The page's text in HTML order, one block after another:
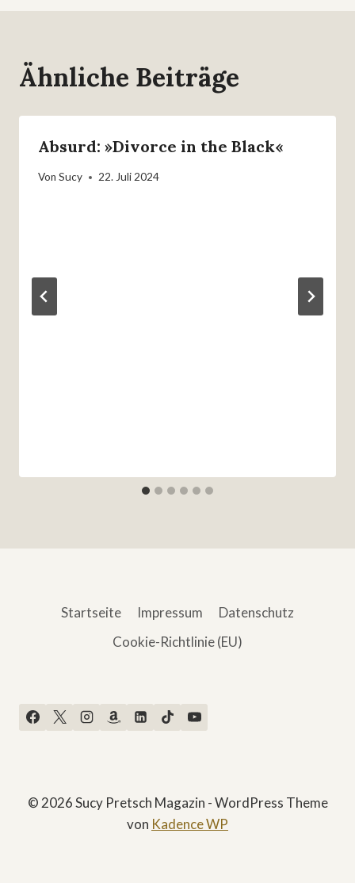
Ähnliche Beiträge
Absurd: »Divorce in the Black«
Von Sucy 22. Juli 2024
Startseite Impressum
Datenschutz
Cookie-Richtlinie (EU)
© 2026 Sucy Pretsch Magazin - WordPress Theme
von Kadence WP